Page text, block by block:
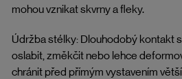
mohou vznikat skvrny a fleky.
Údržba stélky: Dlouhodobý kontakt
oslabit, změkčit nebo lehce
chránit před přímým vystavením